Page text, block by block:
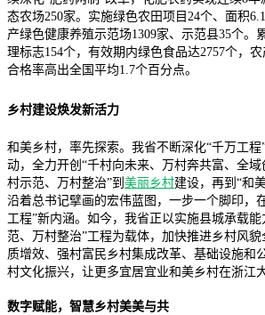
态农场250家。实施绿色农田项目24个、面积
产绿色健康养殖示范场1309家、示范县35个。
理标志154个，有效期内绿色食品达2757个，
合格率高出全国平均1.7个百分点。
乡村建设焕发新活力
和美乡村，率先探索。我省不断深化“千万工
动，全力开创“千村向未来、万村奔共富、全域
村示范、万村整治”到 美丽乡村建设，再到“和
沿着总书记擘画的宏伟蓝图，一步一个脚印，
工程”新内涵。如今，我省正以实施县城承载
范、万村整治”工程为载体，加快推进乡村风
质增效、强村富民乡村集成改革、基础设施和
村文化振兴，让更多宜居宜业和美乡村在浙江
数字赋能，智慧乡村美美与共